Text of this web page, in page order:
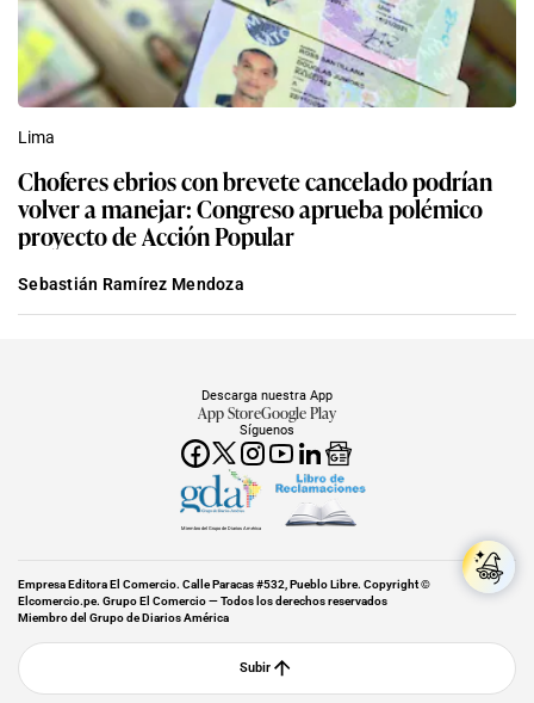
Lima
Choferes ebrios con brevete cancelado podrían
volver a manejar: Congreso aprueba polémico
proyecto de Acción Popular
Sebastián Ramírez Mendoza
Síguenos
Descarga nuestra App
App StoreGoogle Play
Miembro del Grupo de Diarios América
Empresa Editora El Comercio. Calle Paracas #532, Pueblo Libre. Copyright ©
Elcomercio.pe. Grupo El Comercio — Todos los derechos reservados
Miembro del Grupo de Diarios América
Subir